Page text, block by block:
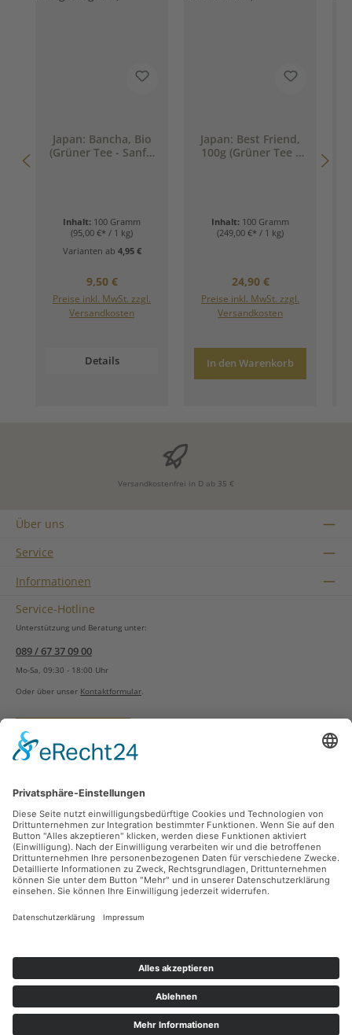
Japan: Bancha, Bio
(Grüner Tee - Sanft.
Inhalt: 100 Gramm
(95,00 €* / 1 kg)
Varianten ab 4,95 €
Regulärer Preis:
9,50 €
Preise inkl. MwSt. zzgl.
Versandkosten
Details
Japan: Best Friend,
100g (Grüner Tee -
Inhalt: 100 Gramm
(249,00 €* / 1 kg)
Regulärer Preis:
24,90 €
Preise inkl. MwSt. zzgl.
Versandkosten
In den Warenkorb
Versandkostenfrei in D ab 35 €
Über uns
Service
Informationen
Service-Hotline
Unterstützung und Beratung unter:
089 / 67 37 09 00
Mo-Sa, 09:30 - 18:00 Uhr
Oder über unser Kontaktformular.
Vertrag widerrufen
Zahlungsarten
Sicher Einkaufen
Ladengeschäft
Newsletter
Facebook Instagram
Alle Preise inkl. gesetzl. Mehrwertsteuer zzgl.
Nachnahmegebühren, wenn nicht anders angegeben.